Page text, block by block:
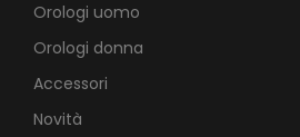
Orologi uomo
Orologi donna
Accessori
Novità